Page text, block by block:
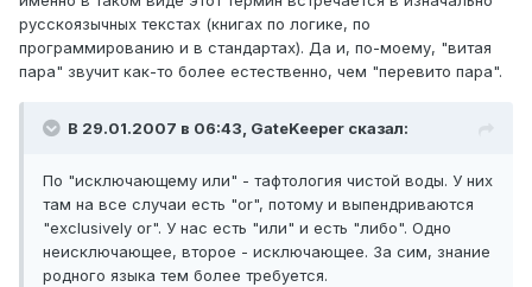
русскоязычных текстах (книгах по логике, по
программированию и в стандартах). Да и, по-моему, "витая
пара" звучит как-то более естественно, чем "перевито пара".
В 29.01.2007 в 06:43, GateKeeper сказал:
По "исключающему или" - тафтология чистой воды. У них
там на все случаи есть "or", потому и выпендриваются
"exclusively or". У нас есть "или" и есть "либо". Одно
неисключающее, второе - исключающее. За сим, знание
родного языка тем более требуется.